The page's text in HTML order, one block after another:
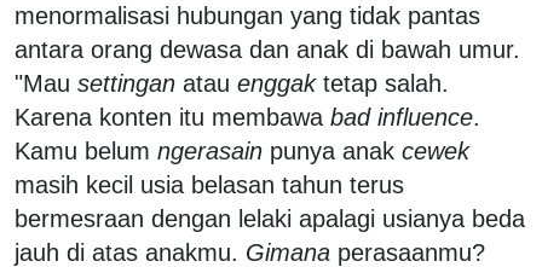
menormalisasi hubungan yang tidak pantas
antara orang dewasa dan anak di bawah umur.
"Mau settingan atau enggaktetap salah.
Karena konten itu membawa bad influence.
Kamu belum ngerasain punya anak cewek
masih kecil usia belasan tahun terus
bermesraan dengan lelaki apalagi usianya beda
jauh di atas anakmu. Gimana perasaanmu?